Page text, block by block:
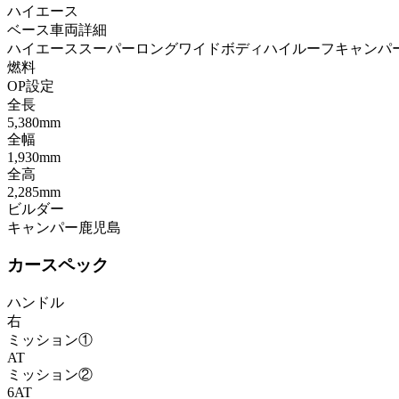
ハイエース
ベース車両詳細
ハイエーススーパーロングワイドボディハイルーフキャンパ
燃料
OP設定
全長
5,380mm
全幅
1,930mm
全高
2,285mm
ビルダー
キャンパー鹿児島
カースペック
ハンドル
右
ミッション①
AT
ミッション②
6AT